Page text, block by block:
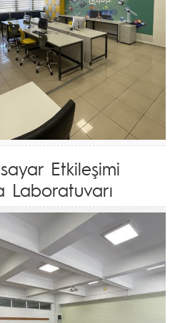
Etkileşimi
Laboratuvarı